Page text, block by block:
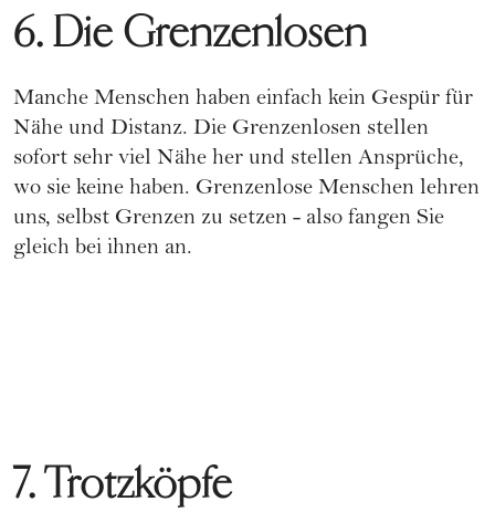
6. Die Grenzenlosen
Manche Menschen haben einfach kein Gespür für
Nähe und Distanz. Die Grenzenlosen stellen
sofort sehr viel Nähe her und stellen Ansprüche,
wo sie keine haben. Grenzenlose Menschen lehren
uns, selbst Grenzen zu setzen - also fangen Sie
gleich bei ihnen an.
7. Trotzköpfe